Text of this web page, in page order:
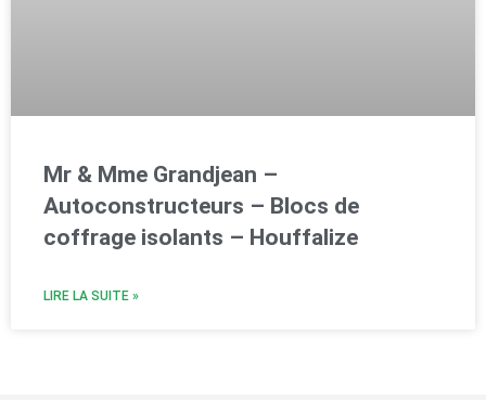
Mr & Mme Grandjean –
Autoconstructeurs – Blocs de
coffrage isolants – Houffalize
LIRE LA SUITE »